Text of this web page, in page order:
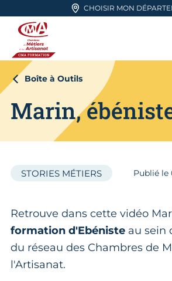
Aller en haut de page
CHOISIR MON
CMA FORMATION
Boîte à Outils
Marin,
STORIES MÉTIERS Publié le
Retrouve dans cette vidéo
formation d'Ebéniste au sein
du réseau des Chambres de
l'Artisanat.